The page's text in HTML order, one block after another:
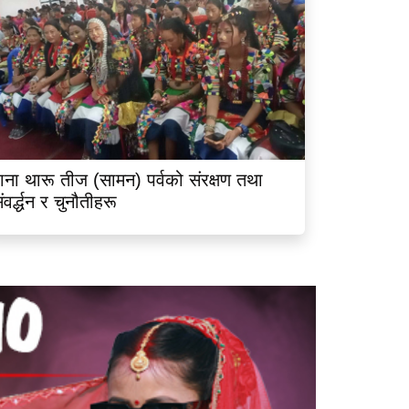
थारू तीज (सामन) पर्वको संरक्षण तथा
र चुनौतीहरू